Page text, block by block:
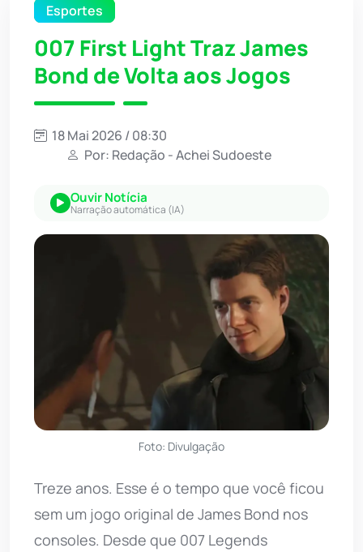
Esportes
007 First Light Traz James
Bond de Volta aos Jogos
18 Mai 2026 / 08:30
Por: Redação - Achei Sudoeste
Ouvir Notícia
Narração automática (IA)
Foto: Divulgação
Treze anos. Esse é o tempo que você ficou
sem um jogo original de James Bond nos
consoles. Desde que 007 Legends